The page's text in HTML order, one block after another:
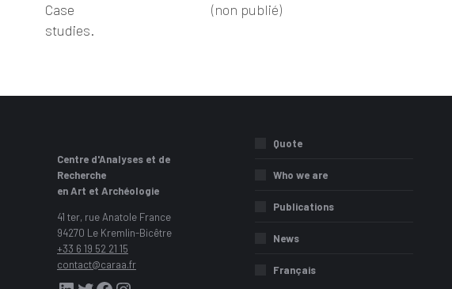
(non publié)
Centre d'Analyses et de
Recherche
en Art et Archéologie
41 ter, rue Anatole France
94270 Le Kremlin-Bicêtre
+33 6 19 52 21 15
contact@caraa.fr
Quote
Who we are
Publications
News
Français